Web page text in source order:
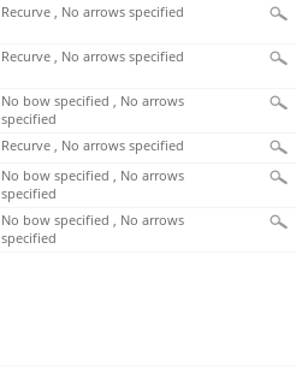
Recurve , No arrows specified
Recurve , No arrows specified
No bow specified , No arrows
specified
Recurve , No arrows specified
No bow specified , No arrows
specified
No bow specified , No arrows
specified